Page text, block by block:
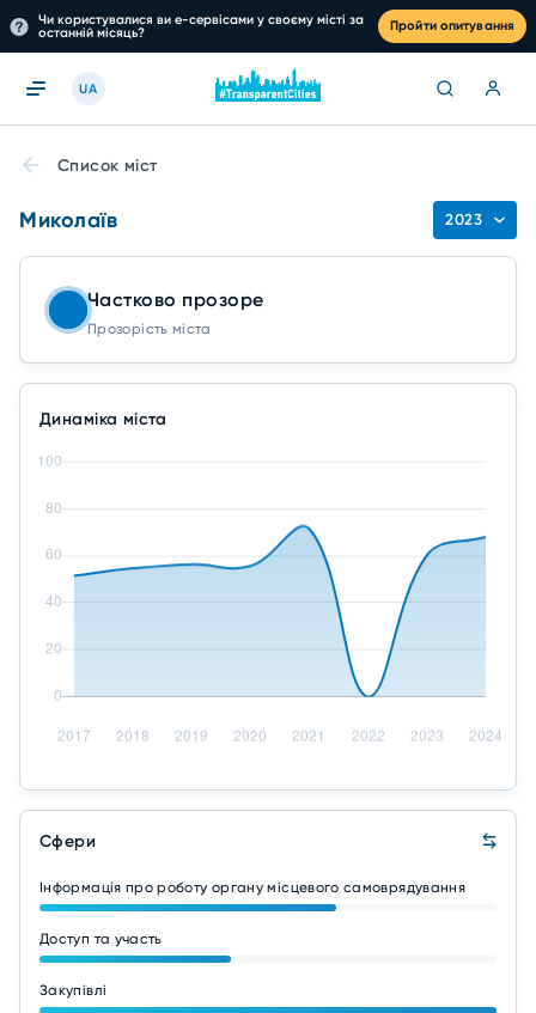
Чи користувалися ви е-сервісами у своєму місті за
останній місяць?
Пройти опитування
UA
Список міст
Миколаїв 2023
Частково прозоре
Прозорість міста
Динаміка міста
Сфери
Інформація про роботу органу місцевого самоврядування
Доступ та участь
Закупівлі